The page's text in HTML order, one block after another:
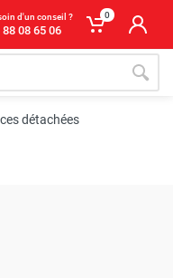
d'un conseil ?
88 08 65 06
0
détachées